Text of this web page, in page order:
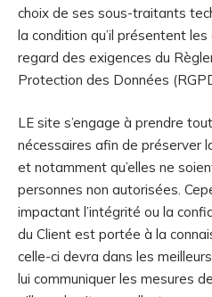
choix de ses sous-traitants
la condition qu’il présentent
regard des exigences du
Protection des Données
LE site s’engage à prendre
nécessaires afin de préserver
et notamment qu’elles ne
personnes non autorisées.
impactant l’intégrité ou la
du Client est portée à la
celle-ci devra dans les
lui communiquer les mesures